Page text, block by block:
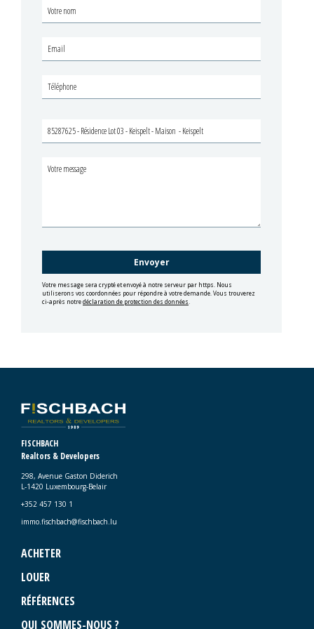
sélectionnés, pour répondre à la demande de notre clientèle.
N‘hésitez pas à consulter notre site WWW.FISCHBACH.LU pour
Pour plus d'informations veuillez contacter :
+3524571301
Votre message sera crypté et envoyé à notre serveur par https. Nous
utiliserons vos coordonnées pour répondre à votre demande. Vous trouverez
ci-après notredéclaration de protection des données
FISCHBACH
Realtors & Developers
298, Avenue Gaston Diderich
L-1420 Luxembourg-Belair
+352 457 130 1
immo.fischbach@fischbach.lu
ACHETER
LOUER
RÉFÉRENCES
QUI SOMMES-NOUS ?